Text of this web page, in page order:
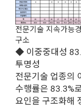
전문기술 지속가능
구소
◆ 이중중대성
투명성
전문기술 업종의
수행률은 83.3%
요인을 구조화해